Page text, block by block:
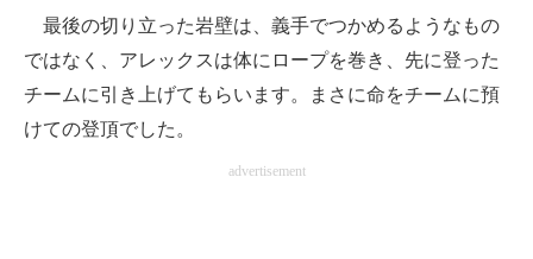
最後の切り立った岩壁は、義手でつかめるようなもの
ではなく、アレックスは体にロープを巻き、先に登った
チームに引き上げてもらいます。まさに命をチームに預
けての登頂でした。
advertisement